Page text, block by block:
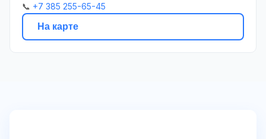
📞 +7 385 255-65-45
На карте